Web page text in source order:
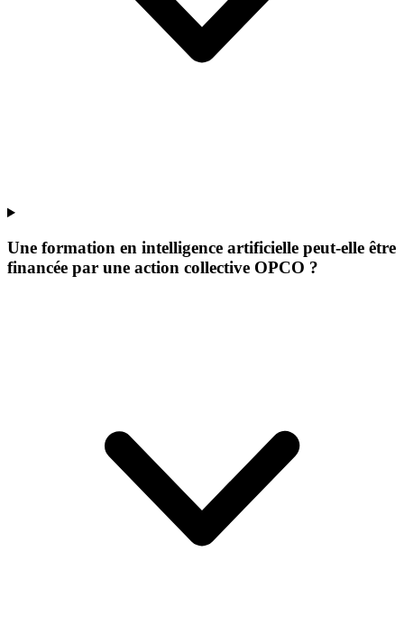
Une formation en intelligence artificielle peut-elle être
financée par une action collective OPCO ?